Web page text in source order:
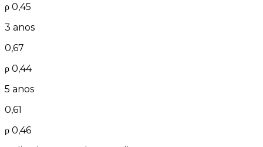
ρ 0,45
3 anos
0,67
ρ 0,44
5 anos
0,61
ρ 0,46